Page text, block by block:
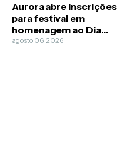
Aurora abre inscrições
para festival em
homenagem ao Dia
Municipal do Cantador
agosto 06, 2026